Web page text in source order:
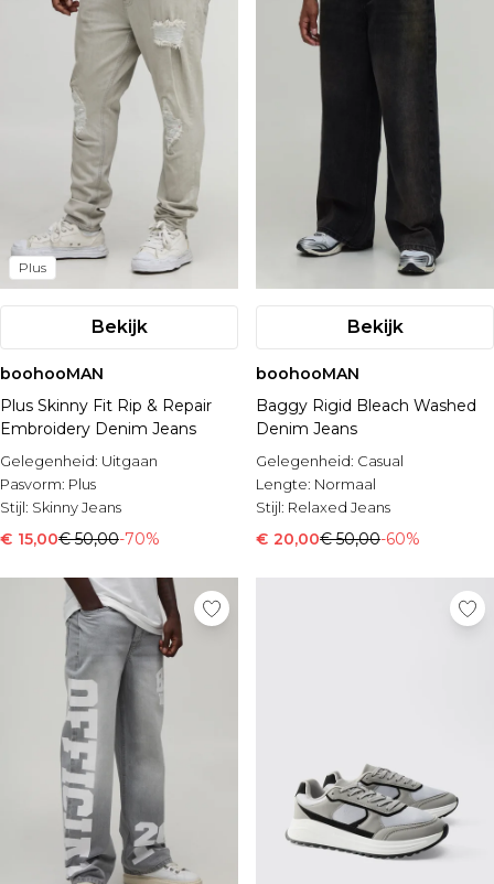
Plus
Bekijk
boohooMAN
Plus Skinny Fit Rip & Repair
Embroidery Denim Jeans
Gelegenheid: Uitgaan
Pasvorm: Plus
Stijl: Skinny Jeans
€ 15,00€ 50,00-70%
Bekijk
boohooMAN
Baggy Rigid Bleach Washed
Denim Jeans
Gelegenheid: Casual
Lengte: Normaal
Stijl: Relaxed Jeans
€ 20,00€ 50,00-60%